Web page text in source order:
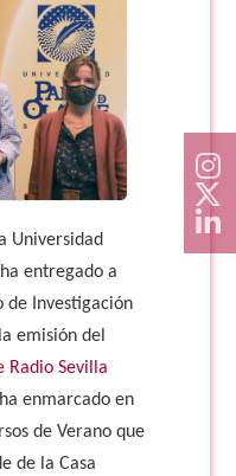
Universidad
entregado a
de Investigación
emisión del
Radio Sevilla
enmarcado en
de Verano que
de la Casa